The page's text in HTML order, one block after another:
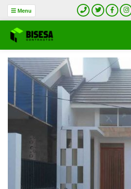
Menu